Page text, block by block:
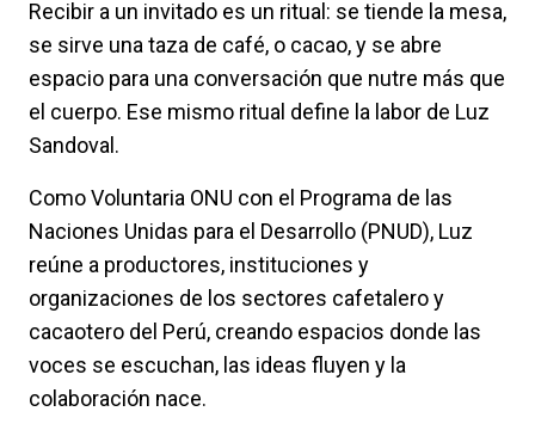
Recibir a un invitado es un ritual: se tiende la mesa,
se sirve una taza de café, o cacao, y se abre
espacio para una conversación que nutre más que
el cuerpo. Ese mismo ritual define la labor de Luz
Sandoval.
Como Voluntaria ONU con el Programa de las
Naciones Unidas para el Desarrollo (PNUD), Luz
reúne a productores, instituciones y
organizaciones de los sectores cafetalero y
cacaotero del Perú, creando espacios donde las
voces se escuchan, las ideas fluyen y la
colaboración nace.